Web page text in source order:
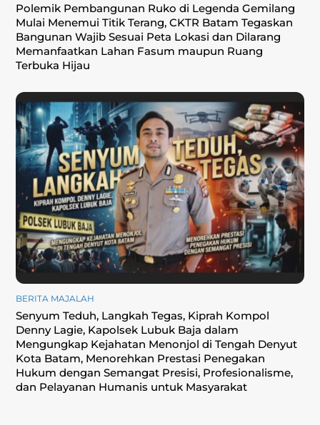
Polemik Pembangunan Ruko di Legenda Gemilang
Mulai Menemui Titik Terang, CKTR Batam Tegaskan
Bangunan Wajib Sesuai Peta Lokasi dan Dilarang
Memanfaatkan Lahan Fasum maupun Ruang
Terbuka Hijau
BERITA MAJALAH
Senyum Teduh, Langkah Tegas, Kiprah Kompol
Denny Lagie, Kapolsek Lubuk Baja dalam
Mengungkap Kejahatan Menonjol di Tengah Denyut
Kota Batam, Menorehkan Prestasi Penegakan
Hukum dengan Semangat Presisi, Profesionalisme,
dan Pelayanan Humanis untuk Masyarakat